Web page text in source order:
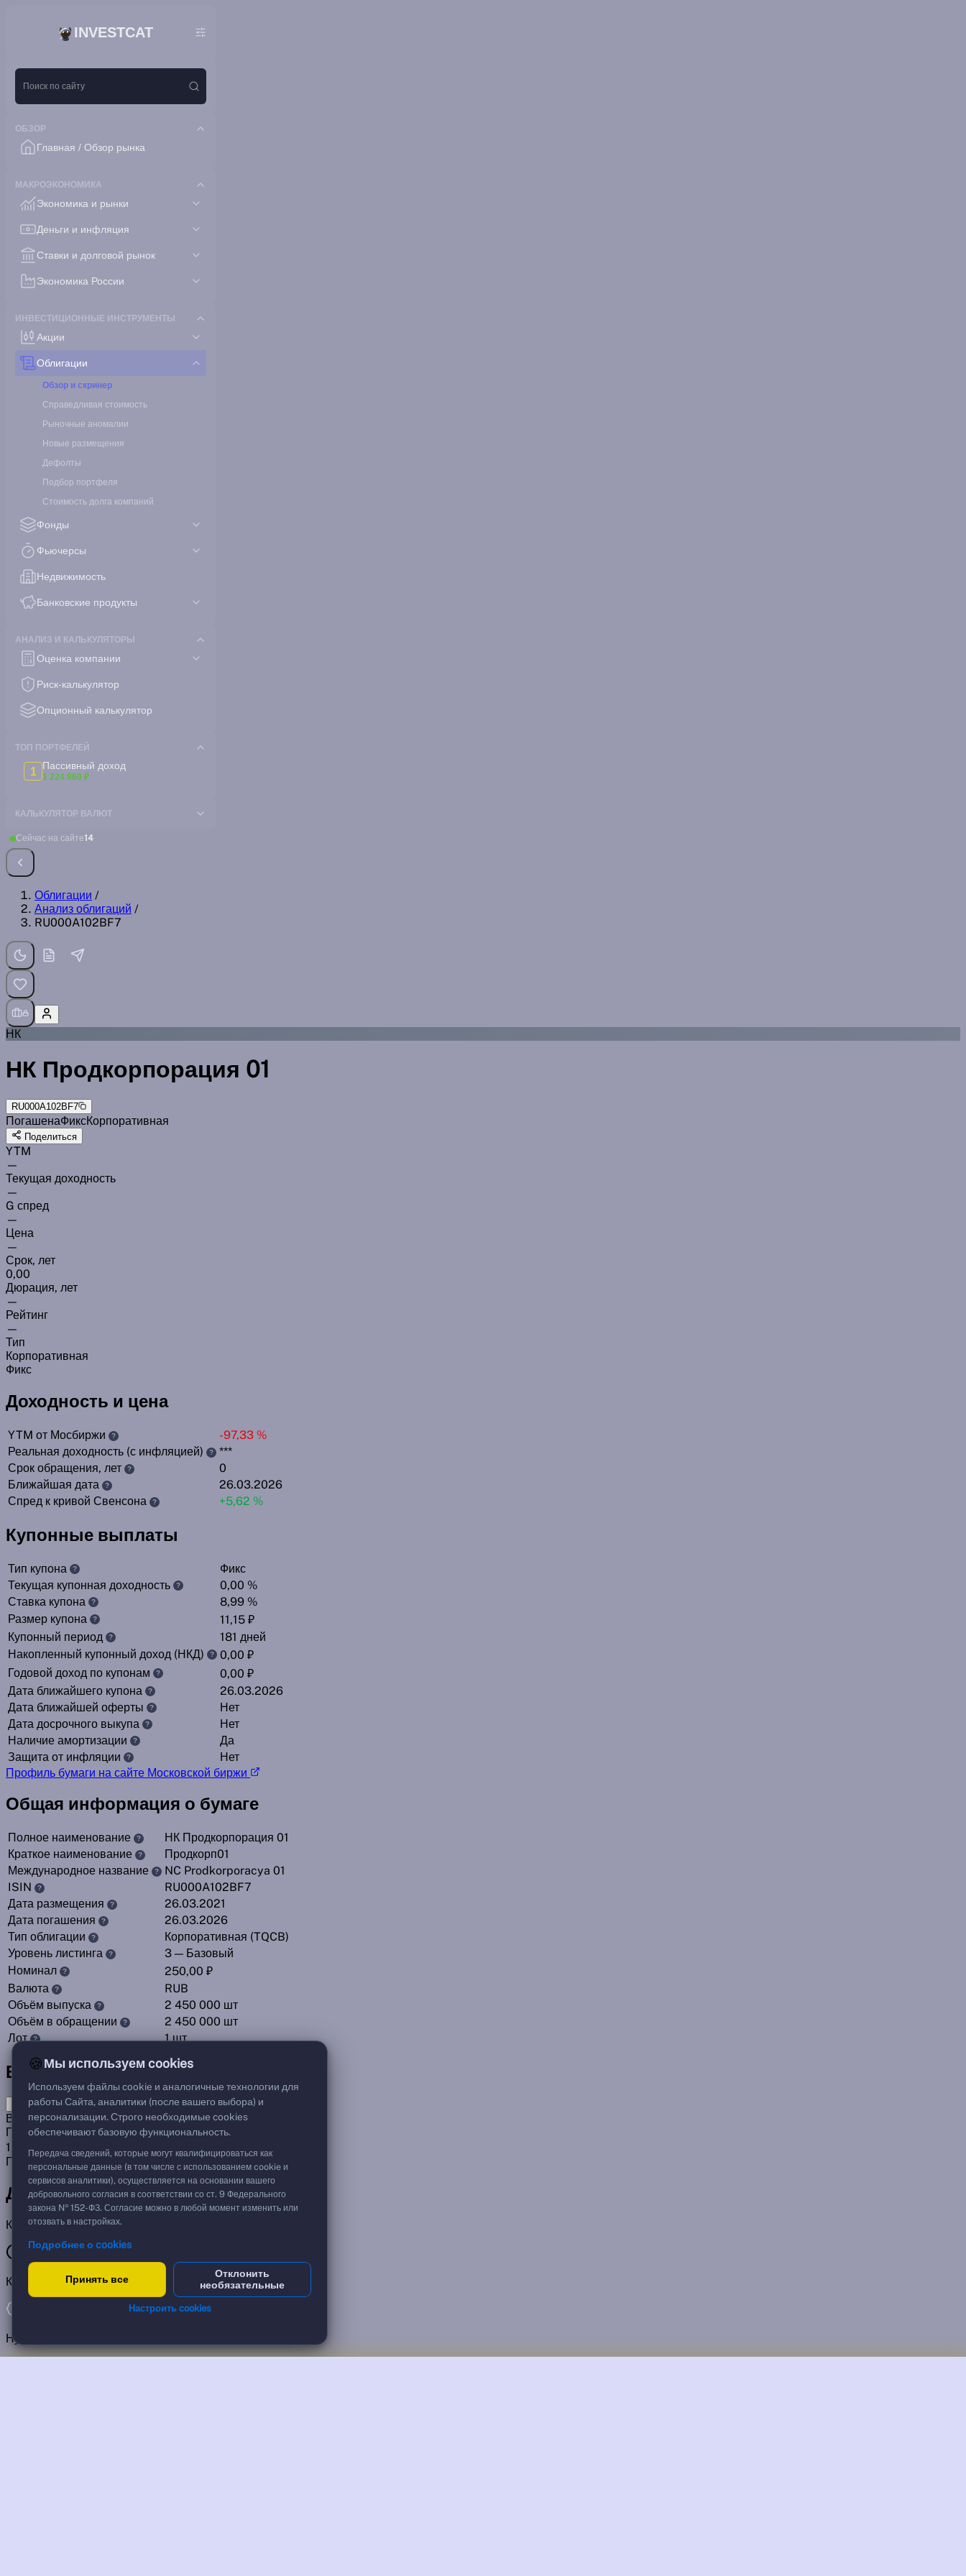
INVESTCAT
ОБЗОР
Главная / Обзор рынка
МАКРОЭКОНОМИКА
Экономика и рынки
Деньги и инфляция
Ставки и долговой рынок
Экономика России
ИНВЕСТИЦИОННЫЕ ИНСТРУМЕНТЫ
Акции
Облигации
Обзор и скринер
Справедливая стоимость
Рыночные аномалии
Новые размещения
Дефолты
Подбор портфеля
Стоимость долга компаний
Фонды
Фьючерсы
Недвижимость
Банковские продукты
АНАЛИЗ И КАЛЬКУЛЯТОРЫ
Оценка компании
Риск-калькулятор
Опционный калькулятор
ТОП ПОРТФЕЛЕЙ
1 Пассивный доход
1 224 960 ₽
КАЛЬКУЛЯТОР ВАЛЮТ
Сейчас на сайте14
Облигации /
Анализ облигаций /
RU000A102BF7
НК
НК Продкорпорация 01
RU000A102BF7
ПогашенаФиксКорпоративная
Поделиться
YTM
—
Текущая доходность
—
G спред
—
Цена
—
Срок, лет
0,00
Дюрация, лет
—
Рейтинг
—
Тип
Корпоративная
Фикс
Доходность и цена
YTM от Мосбиржи ?
-97,33 %
Реальная доходность (с инфляцией)
?
***
Срок обращения, лет
?
0
Ближайшая дата
?
26.03.2026
Спред к кривой Свенсона
? +5,62 %
Купонные выплаты
Тип купона ?
Фикс
Текущая купонная доходность
?
0,00 %
Ставка купона
?
8,99 %
Размер купона
?
11,15 ₽
Купонный период
?
181 дней
Накопленный купонный доход (НКД)
?
0,00 ₽
Годовой доход по купонам
?
0,00 ₽
Дата ближайшего купона
?
26.03.2026
Дата ближайшей оферты
?
Нет
Дата досрочного выкупа
?
Нет
Наличие амортизации
?
Да
Защита от инфляции
?
Нет
Профиль бумаги на сайте Московской биржи
Общая информация о бумаге
Полное наименование ?
НК Продкорпорация 01
Краткое наименование
?
Продкорп01
Международное название
?
NC Prodkorporacya 01
ISIN
?
RU000A102BF7
Дата размещения
?
26.03.2021
Дата погашения
?
26.03.2026
Тип облигации
?
Корпоративная (TQCB)
Уровень листинга
?
3 — Базовый
Номинал
?
250,00 ₽
Валюта
?
RUB
Объём выпуска
?
2 450 000 шт
Объём в обращении
?
2 450 000 шт
Лот
? 1 шт
Выплаты по облигации
Предстоящие Прошлые
Выплачено14 из 14100%
Получено
1 382,52 ₽
Предстоящих выплат нет
Денежный поток по облигации
Купоны и амортизация по датам.
Калькулятор доходности
Нужна помощь
🍪Мы используем cookies
Используем файлы cookie и аналогичные технологии для
работы Сайта, аналитики (после вашего выбора) и
персонализации. Строго необходимые cookies
обеспечивают базовую функциональность.
Передача сведений, которые могут квалифицироваться как
персональные данные (в том числе с использованием cookie и
сервисов аналитики), осуществляется на основании вашего
добровольного согласия в соответствии со ст. 9 Федерального
закона № 152-ФЗ. Согласие можно в любой момент изменить или
отозвать в настройках.
Подробнее о cookies
Принять все
Отклонить
необязательные
Настроить cookies